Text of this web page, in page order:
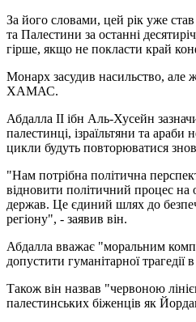
За його словами, цей рік уже
та Палестини за останні
гірше, якщо не покласти край
Монарх засудив насильство, але
ХАМАС.
Абдалла II ібн Аль-Хусейн
палестинці, ізраїльтяни та араби
цикли будуть повторюватися
"Нам потрібна політична
відновити політичний процес
держав. Це єдиний шлях до
регіону", - заявив він.
Абдалла вважає "моральним
допустити гуманітарної трагедії в
Також він назвав "червоною
палестинських біженців як